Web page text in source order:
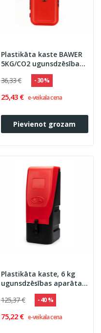
Plastikāta kaste BAWER
5KG/CO2 ugunsdzēsības
aparātam
36,33 € - 30 %
25,43 € e-veikala cena
Pievienot grozam
Plastikāta kaste, 6 kg
ugunsdzēsības aparāta
izvietošanai,
680x200x260 (ar
125,37 € - 40 %
75,22 € e-veikala cena